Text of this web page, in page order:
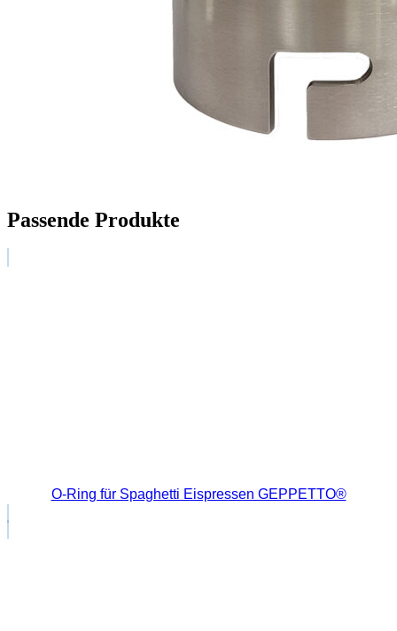
Passende Produkte
O-Ring für Spaghetti Eispressen GEPPETTO®